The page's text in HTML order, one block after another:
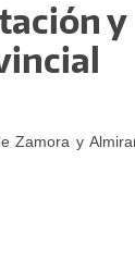
y
Zamora y